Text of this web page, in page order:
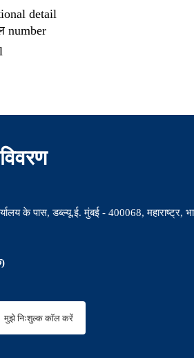
detail
number
के पास, डब्ल्यू.ई. मुंबई - 400068, महाराष्ट्र,
)
मुझे निःशुल्क कॉल करें